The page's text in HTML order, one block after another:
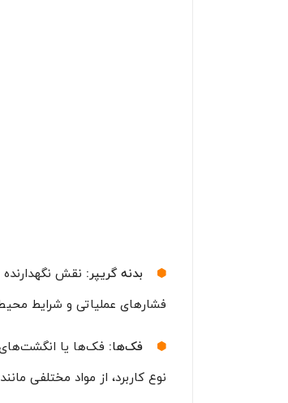
بدنه گریپر: نقش نگهدارنده
فشارهای عملیاتی و شرایط
فک‌ها: فک‌ها یا
نوع کاربرد، از مواد مختلفی